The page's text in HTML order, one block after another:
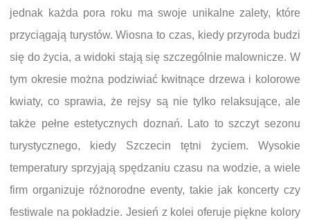
jednak każda pora roku ma swoje unikalne zalety, które
przyciągają turystów. Wiosna to czas, kiedy przyroda budzi
się do życia, a widoki stają się szczególnie malownicze. W
tym okresie można podziwiać kwitnące drzewa i kolorowe
kwiaty, co sprawia, że rejsy są nie tylko relaksujące, ale
także pełne estetycznych doznań. Lato to szczyt sezonu
turystycznego, kiedy Szczecin tętni życiem. Wysokie
temperatury sprzyjają spędzaniu czasu na wodzie, a wiele
firm organizuje różnorodne eventy, takie jak koncerty czy
festiwale na pokładzie. Jesień z kolei oferuje piękne kolory